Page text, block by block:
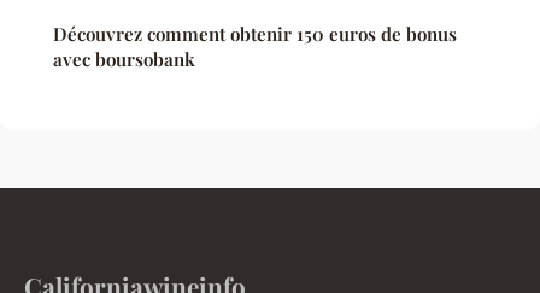
Découvrez comment obtenir 150 euros de bonus
avec boursobank
Californiawineinfo